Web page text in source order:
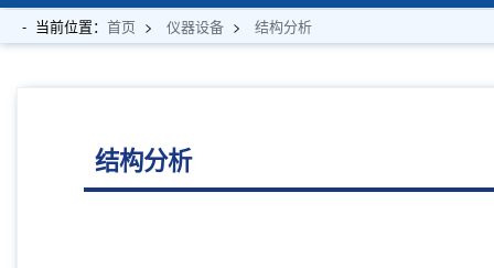
当前位置： 首页 仪器设备 结构分析
结构分析